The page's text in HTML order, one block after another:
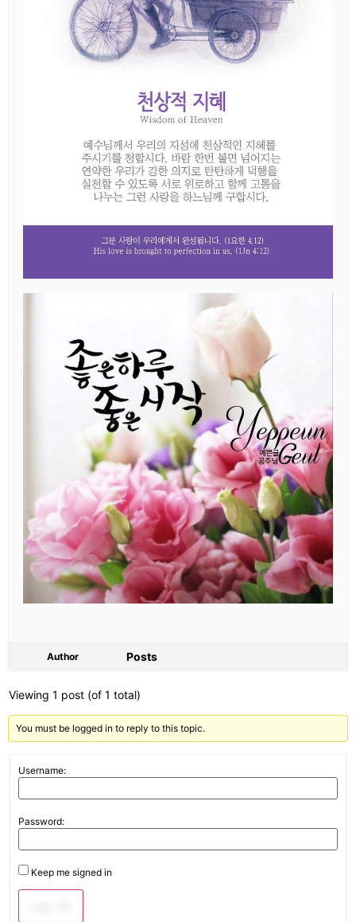
Author Posts
Viewing 1 post (of 1 total)
You must be logged in to reply to this topic.
Username:
Password:
Keep me signed in